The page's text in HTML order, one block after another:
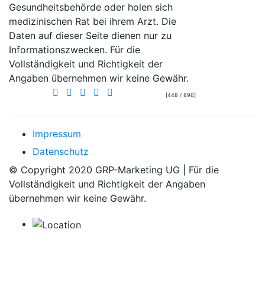
Gesundheitsbehörde oder holen sich
medizinischen Rat bei ihrem Arzt. Die
Daten auf dieser Seite dienen nur zu
Informationszwecken. Für die
Vollständigkeit und Richtigkeit der
Angaben übernehmen wir keine Gewähr.
[448 / 896]
Impressum
Datenschutz
© Copyright 2020 GRP-Marketing UG | Für die
Vollständigkeit und Richtigkeit der Angaben
übernehmen wir keine Gewähr.